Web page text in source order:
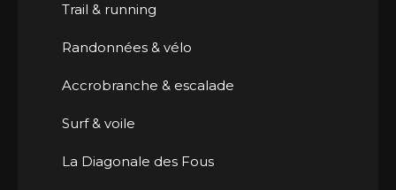
Trail & running
Randonnées & vélo
Accrobranche & escalade
Surf & voile
La Diagonale des Fous